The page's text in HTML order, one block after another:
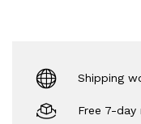
Shipping
Free 7-